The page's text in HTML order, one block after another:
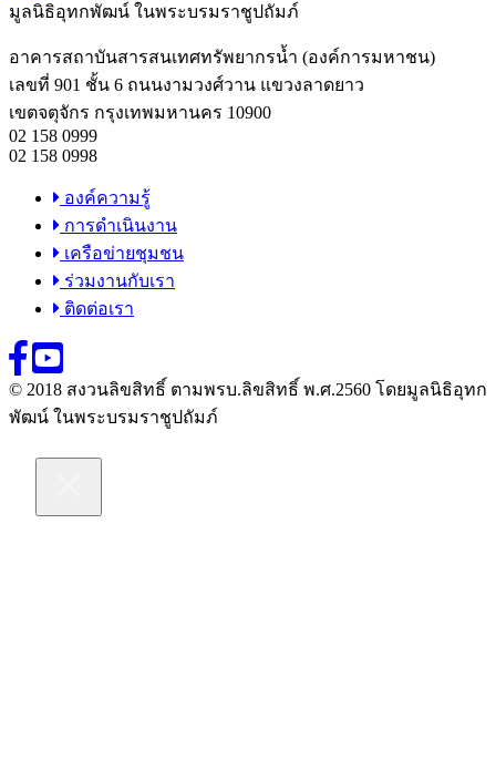
มูลนิธิอุทกพัฒน์ ในพระบรมราชูปถัมภ์
อาคารสถาบันสารสนเทศทรัพยากรน้ำ (องค์การมหาชน)
เลขที่ 901 ชั้น 6 ถนนงามวงศ์วาน แขวงลาดยาว
เขตจตุจักร กรุงเทพมหานคร 10900
02 158 0999
02 158 0998
องค์ความรู้
การดำเนินงาน
เครือข่ายชุมชน
ร่วมงานกับเรา
ติดต่อเรา
© 2018 สงวนลิขสิทธิ์ ตามพรบ.ลิขสิทธิ์ พ.ศ.2560 โดยมูลนิธิอุทก
พัฒน์ ในพระบรมราชูปถัมภ์